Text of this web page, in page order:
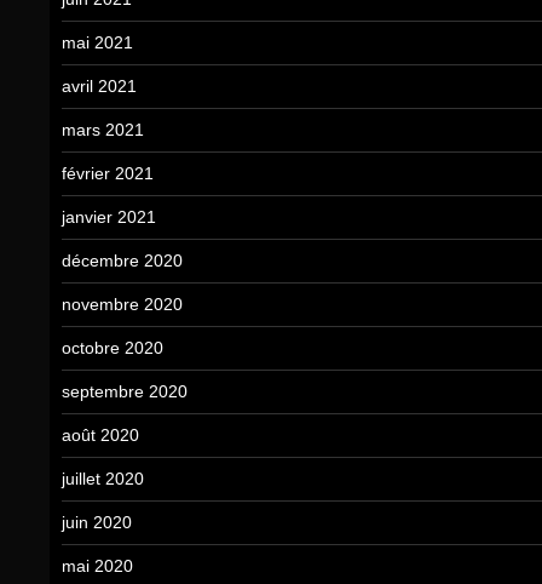
mai 2021
avril 2021
mars 2021
février 2021
janvier 2021
décembre 2020
novembre 2020
octobre 2020
septembre 2020
août 2020
juillet 2020
juin 2020
mai 2020